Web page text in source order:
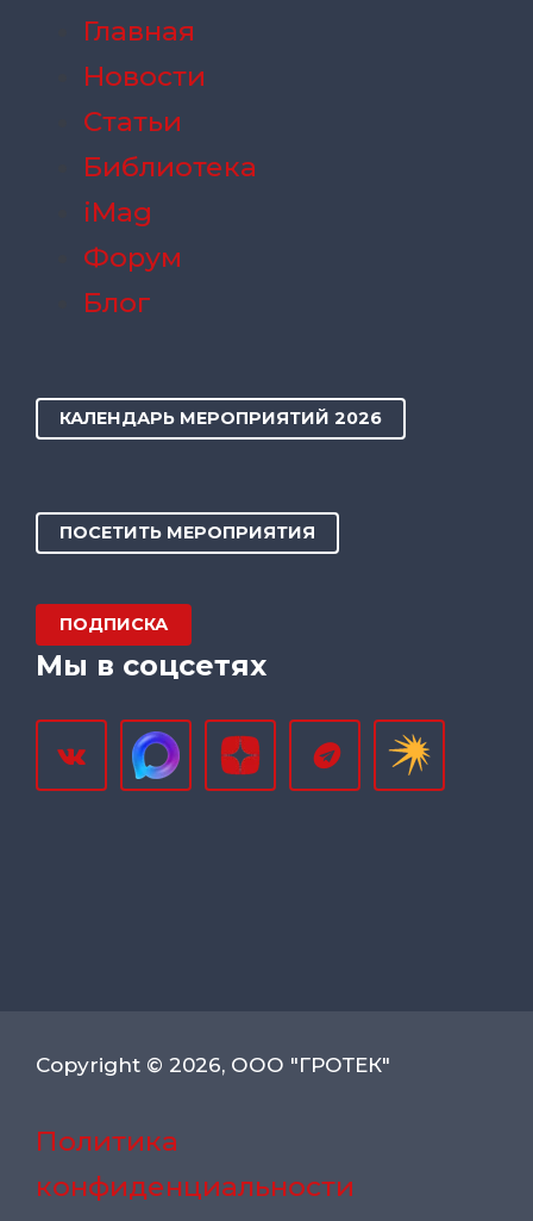
Главная
Новости
Статьи
Библиотека
iMag
Форум
Блог
КАЛЕНДАРЬ МЕРОПРИЯТИЙ 2026
ПОСЕТИТЬ МЕРОПРИЯТИЯ
ПОДПИСКА
Мы в соцсетях
Copyright © 2026, ООО "ГРОТЕК"
Политика
конфиденциальности